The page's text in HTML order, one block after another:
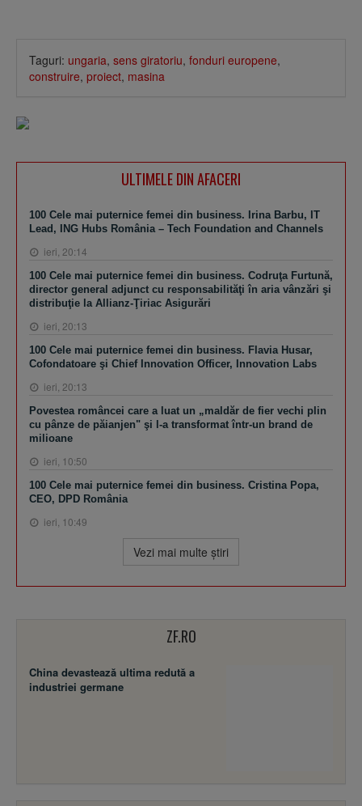
Taguri: ungaria, sens giratoriu, fonduri europene,
construire, proiect, masina
ULTIMELE DIN AFACERI
100 Cele mai puternice femei din business. Irina Barbu, IT
Lead, ING Hubs România – Tech Foundation and Channels
ieri, 20:14
100 Cele mai puternice femei din business. Codruţa Furtună,
director general adjunct cu responsabilităţi în aria vânzări şi
distribuţie la Allianz-Ţiriac Asigurări
ieri, 20:13
100 Cele mai puternice femei din business. Flavia Husar,
Cofondatoare şi Chief Innovation Officer, Innovation Labs
ieri, 20:13
Povestea româncei care a luat un „maldăr de fier vechi plin
cu pânze de păianjen" şi l-a transformat într-un brand de
milioane
ieri, 10:50
100 Cele mai puternice femei din business. Cristina Popa,
CEO, DPD România
ieri, 10:49
Vezi mai multe ştiri
ZF.RO
China devastează ultima redută a
industriei germane